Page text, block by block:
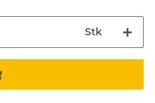
Stk